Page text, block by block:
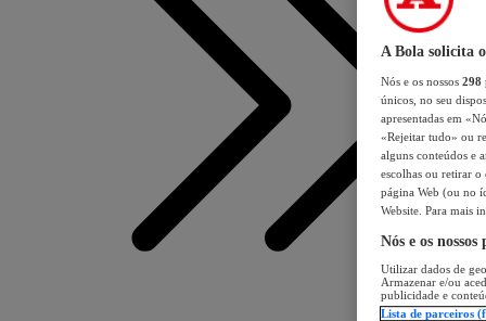
A Bola solicita
Nós e os nossos 298
únicos, no seu
apresentadas em
«Rejeitar tudo» ou
alguns conteúdos e
escolhas ou retirar
página Web (ou no
Website. Para mais
Nós e os
Utilizar dados de
Armazenar e/ou
publicidade e
Lista de parceiros